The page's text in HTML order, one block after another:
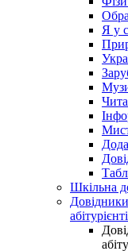
Я у
Шкільна